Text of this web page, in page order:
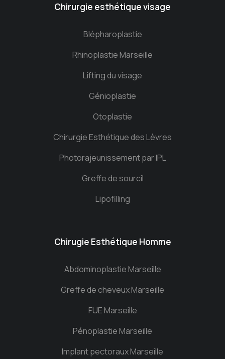
Chirurgie esthétique visage
Blépharoplastie
Rhinoplastie Marseille
Lifting du visage
Génioplastie
Otoplastie
Chirurgie Esthétique des Lèvres
Photorajeunissement par IPL
Greffe de sourcil
Lipofilling
Chirugie Esthétique Homme
Abdominoplastie Marseille
Greffe de cheveux Marseille
FUE Marseille
Pénoplastie Marseille
Implant pectoraux Marseille